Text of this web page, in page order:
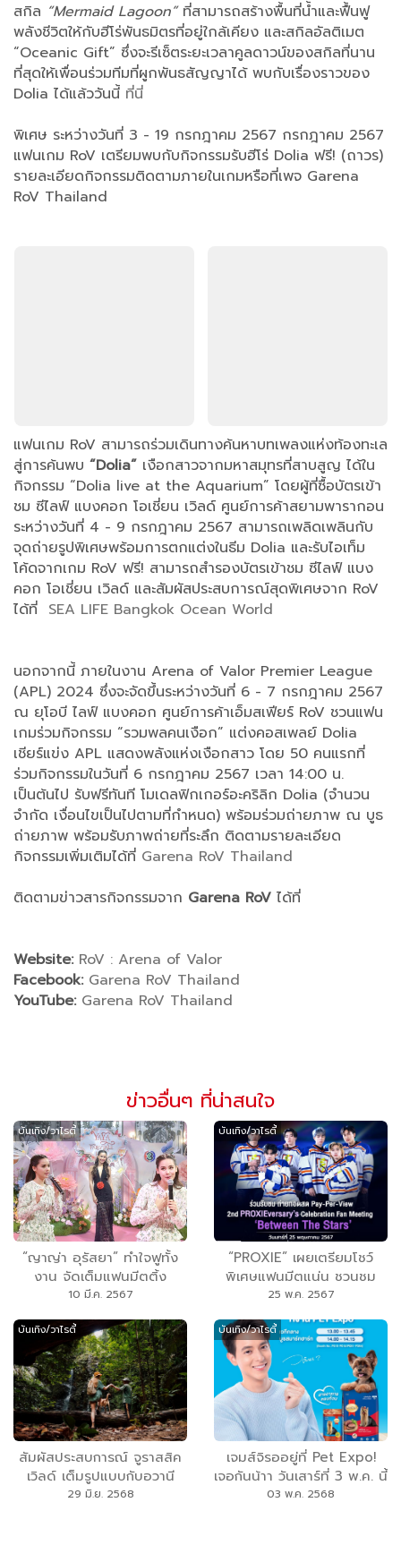
สกิล “Mermaid Lagoon”ที่สามารถสร้างพื้นที่น้ำและฟื้นฟู
พลังชีวิตให้กับฮีโร่พันธมิตรที่อยู่ใกล้เคียง และสกิลอัลติเมต
“Oceanic Gift” ซึ่งจะรีเซ็ตระยะเวลาคูลดาวน์ของสกิลที่นาน
ที่สุดให้เพื่อนร่วมทีมที่ผูกพันธสัญญาได้ พบกับเรื่องราวของ
Dolia ได้แล้ววันนี้ ที่นี่
พิเศษ ระหว่างวันที่ 3 - 19 กรกฎาคม 2567 กรกฎาคม 2567
แฟนเกม RoV เตรียมพบกับกิจกรรมรับฮีโร่ Dolia ฟรี! (ถาวร)
รายละเอียดกิจกรรมติดตามภายในเกมหรือที่เพจ Garena
RoV Thailand
แฟนเกม RoV สามารถร่วมเดินทางค้นหาบทเพลงแห่งท้องทะเล
สู่การค้นพบ “Dolia” เงือกสาวจากมหาสมุทรที่สาบสูญ ได้ใน
กิจกรรม “Dolia live at the Aquarium” โดยผู้ที่ซื้อบัตรเข้า
ชม ซีไลฟ์ แบงคอก โอเชี่ยน เวิลด์ ศูนย์การค้าสยามพารากอน
ระหว่างวันที่ 4 - 9 กรกฎาคม 2567 สามารถเพลิดเพลินกับ
จุดถ่ายรูปพิเศษพร้อมการตกแต่งในธีม Dolia และรับไอเท็ม
โค้ดจากเกม RoV ฟรี! สามารถสำรองบัตรเข้าชม ซีไลฟ์ แบง
คอก โอเชี่ยน เวิลด์ และสัมผัสประสบการณ์สุดพิเศษจาก RoV
ได้ที่ SEA LIFE Bangkok Ocean World
นอกจากนี้ ภายในงาน Arena of Valor Premier League
(APL) 2024 ซึ่งจะจัดขึ้นระหว่างวันที่ 6 - 7 กรกฎาคม 2567
ณ ยุโอบี ไลฟ์ แบงคอก ศูนย์การค้าเอ็มสเฟียร์ RoV ชวนแฟน
เกมร่วมกิจกรรม “รวมพลคนเงือก” แต่งคอสเพลย์ Dolia
เชียร์แข่ง APL แสดงพลังแห่งเงือกสาว โดย 50 คนแรกที่
ร่วมกิจกรรมในวันที่ 6 กรกฎาคม 2567 เวลา 14:00 น.
เป็นต้นไป รับฟรีทันที โมเดลฟิกเกอร์อะคริลิก Dolia (จำนวน
จำกัด เงื่อนไขเป็นไปตามที่กำหนด) พร้อมร่วมถ่ายภาพ ณ บูธ
ถ่ายภาพ พร้อมรับภาพถ่ายที่ระลึก ติดตามรายละเอียด
กิจกรรมเพิ่มเติมได้ที่ Garena RoV Thailand
ติดตามข่าวสารกิจกรรมจาก Garena RoV ได้ที่
Website: RoV : Arena of Valor
Facebook: Garena RoV Thailand
YouTube: Garena RoV Thailand
ข่าวอื่นๆ ที่น่าสนใจ
บันเทิง/วาไรตี้
“ญาญ่า อุรัสยา” ทำใจฟูทั้ง
งาน จัดเต็มแฟนมีตติ้ง
“YAYA FAIRYTALE PARTY”
10 มี.ค. 2567
บันเทิง/วาไรตี้
“PROXIE” เผยเตรียมโชว์
พิเศษแฟนมีตแน่น ชวนชม
ถ่ายทอดสดแบบ PPV ทาง
25 พ.ค. 2567
บันเทิง/วาไรตี้
สัมผัสประสบการณ์ จูราสสิค
เวิลด์ เต็มรูปแบบกับอวานี
ด้วยแพ็กเกจสุดพิเศษตามรอย
29 มิ.ย. 2568
บันเทิง/วาไรตี้
เจมส์จิรออยู่ที่ Pet Expo!
เจอกันน้าา วันเสาร์ที่ 3 พ.ค. นี้
ห้ามพลาด! ที่ศูนย์การประชุม
03 พ.ค. 2568